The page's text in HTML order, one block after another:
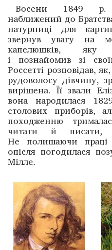
Восени 1849 р.
наближений до
натурниці для
звернув увагу на
капелюшків, яку
і познайомив зі
Россетті розповідав,
рудоволосу дівчину,
вирішена. Її звали
вона народилася
столових приборів,
походженню
читати й писати,
Не полишаючи праці
опісля погодилася
Мілле.